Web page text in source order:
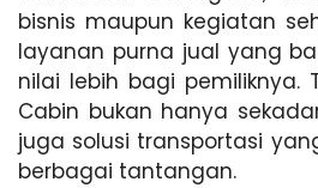
bisnis maupun kegiatan
layanan purna jual yang
nilai lebih bagi pemiliknya.
Cabin bukan hanya
juga solusi transportasi
berbagai tantangan.